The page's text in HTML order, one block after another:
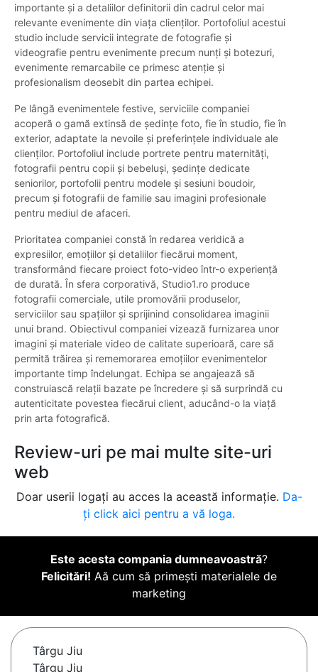
importante și a detaliilor definitorii din cadrul celor mai
relevante evenimente din viața clienților. Portofoliul acestui
studio include servicii integrate de fotografie și
videografie pentru evenimente precum nunți și botezuri,
evenimente remarcabile ce primesc atenție și
profesionalism deosebit din partea echipei.
Pe lângă evenimentele festive, serviciile companiei
acoperă o gamă extinsă de ședințe foto, fie în studio, fie în
exterior, adaptate la nevoile și preferințele individuale ale
clienților. Portofoliul include portrete pentru maternități,
fotografii pentru copii și bebeluși, ședințe dedicate
seniorilor, portofolii pentru modele și sesiuni boudoir,
precum și fotografii de familie sau imagini profesionale
pentru mediul de afaceri.
Prioritatea companiei constă în redarea veridică a
expresiilor, emoțiilor și detaliilor fiecărui moment,
transformând fiecare proiect foto-video într-o experiență
de durată. În sfera corporativă, Studio1.ro produce
fotografii comerciale, utile promovării produselor,
serviciilor sau spațiilor și sprijinind consolidarea imaginii
unui brand. Obiectivul companiei vizează furnizarea unor
imagini și materiale video de calitate superioară, care să
permită trăirea și rememorarea emoțiilor evenimentelor
importante timp îndelungat. Echipa se angajează să
construiască relații bazate pe încredere și să surprindă cu
autenticitate povestea fiecărui client, aducând-o la viață
prin arta fotografică.
Review-uri pe mai multe site-uri
web
Doar userii logați au acces la această informație. Da-
ți click aici pentru a vă loga.
Este acesta compania dumneavoastră?
Felicitări! Aă cum să primești materialele de
marketing
Târgu Jiu
Târgu Jiu